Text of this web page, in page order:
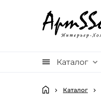
Каталог
Каталог